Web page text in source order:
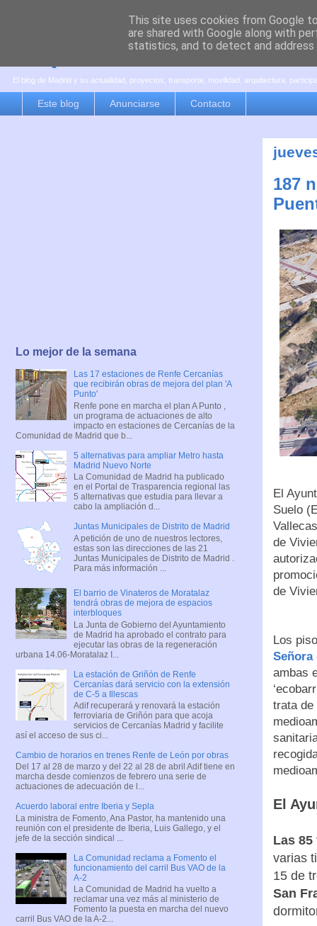
es por madrid
El blog de Madrid y su actualidad, proyectos, transporte, movilidad, arquitectura,
Este blog Anunciarse Contacto
187
El
Suelo
de
de
Los
Señora
ambas
trata de
El
Las
varias
15 de
San
Lo mejor de la semana
Las 17 estaciones de Renfe Cercanías
que recibirán obras de mejora del plan 'A
Punto'
Renfe pone en marcha el plan A Punto ,
un programa de actuaciones de alto
impacto en estaciones de Cercanías de la
Comunidad de Madrid que b...
5 alternativas para ampliar Metro hasta
Madrid Nuevo Norte
La Comunidad de Madrid ha publicado
en el Portal de Trasparencia regional las
5 alternativas que estudia para llevar a
cabo la ampliación d...
Juntas Municipales de Distrito de Madrid
A petición de uno de nuestros lectores,
estas son las direcciones de las 21
Juntas Municipales de Distrito de Madrid .
Para más información ...
El barrio de Vinateros de Moratalaz
tendrá obras de mejora de espacios
interbloques
La Junta de Gobierno del Ayuntamiento
de Madrid ha aprobado el contrato para
ejecutar las obras de la regeneración
urbana 14.06-Moratalaz I...
La estación de Griñón de Renfe
Cercanías dará servicio con la extensión
de C-5 a Illescas
Adif recuperará y renovará la estación
ferroviaria de Griñón para que acoja
servicios de Cercanías Madrid y facilite
así el acceso de sus ci...
Cambio de horarios en trenes Renfe de León por obras
Del 17 al 28 de marzo y del 22 al 28 de abril Adif tiene en
marcha desde comienzos de febrero una serie de
actuaciones de adecuación de l...
Acuerdo laboral entre Iberia y Sepla
La ministra de Fomento, Ana Pastor, ha mantenido una
reunión con el presidente de Iberia, Luis Gallego, y el
jefe de la sección sindical ...
La Comunidad reclama a Fomento el
funcionamiento del carril Bus VAO de la
A-2
La Comunidad de Madrid ha vuelto a
reclamar una vez más al ministerio de
Fomento la puesta en marcha del nuevo
carril Bus VAO de la A-2...
This site uses cookies from Google
are shared with Google along with
statistics, and to detect and address